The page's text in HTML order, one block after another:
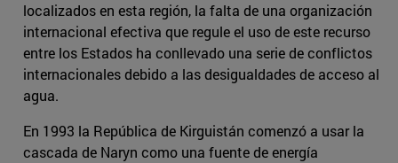
localizados en esta región, la falta de una organización
internacional efectiva que regule el uso de este recurso
entre los Estados ha conllevado una serie de conflictos
internacionales debido a las desigualdades de acceso al
agua.
En 1993 la República de Kirguistán comenzó a usar la
cascada de Naryn como una fuente de energía